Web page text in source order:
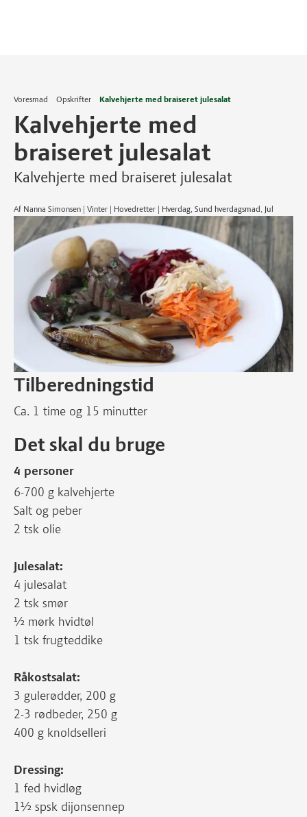
Voresmad Opskrifter Kalvehjerte med braiseret julesalat
Kalvehjerte med
braiseret julesalat
Kalvehjerte med braiseret julesalat
Af Nanna Simonsen | Vinter | Hovedretter | Hverdag, Sund hverdagsmad, Jul
Tilberedningstid
Ca. 1 time og 15 minutter
Det skal du bruge
4 personer
6-700 g kalvehjerte
Salt og peber
2 tsk olie
Julesalat:
4 julesalat
2 tsk smør
½ mørk hvidtøl
1 tsk frugteddike
Råkostsalat:
3 gulerødder, 200 g
2-3 rødbeder, 250 g
400 g knoldselleri
Dressing:
1 fed hvidløg
1½ spsk dijonsennep